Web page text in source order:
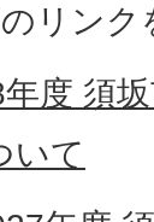
リン
度 須
いて